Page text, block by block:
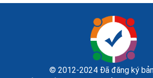
© 2012-2024 Đã đăng ký